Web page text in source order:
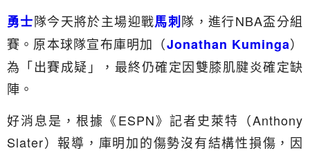
勇士隊今天將於主場迎戰馬刺隊，進行NBA盃分組
賽。原本球隊宣布庫明加（Jonathan Kuminga）
為「出賽成疑」，最終仍確定因雙膝肌腱炎確定缺
陣。
好消息是，根據《ESPN》記者史萊特（Anthony
Slater）報導，庫明加的傷勢沒有結構性損傷，因